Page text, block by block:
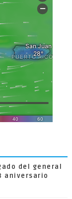
del general
aniversario